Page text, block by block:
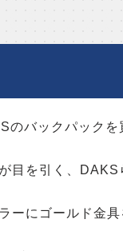
のバックパックを
目を引く、
ーにゴールド金